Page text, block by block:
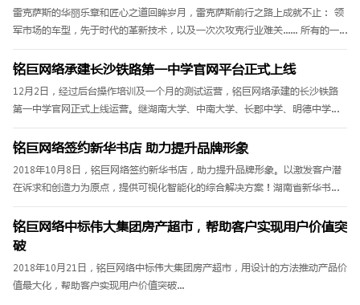
雷克萨斯的华丽乐章和匠心之道回眸岁月，雷克萨斯前行之路上成就不止： 领
军市场的车型，先于时代的革新技术，以及一次次攻克行业难关...... 所有的一
铭巨网络承建长沙铁路第一中学官网平台正式上线
12月2日，经过后台操作培训及一个月的测试运营，铭巨网络承建的长沙铁路
第一中学官网正式上线运营。继湖南大学、中南大学、长郡中学、明德中学、
铭巨网络签约新华书店 助力提升品牌形象
2018年10月8日，铭巨网络签约新华书店，助力提升品牌形象。以激发客户潜
在诉求和创造力为原点，提供可视化智能化的综合解决方案！湖南省新华书店
南......
铭巨网络中标伟大集团房产超市，帮助客户实现用户价值突
破
2018年10月21日，铭巨网络中标伟大集团房产超市，用设计的方法推动产品价
值最大化，帮助客户实现用户价值突破...